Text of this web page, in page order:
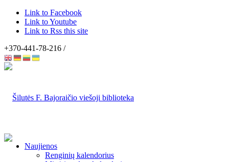
Link to Facebook
Link to Youtube
Link to Rss this site
+370-441-78-216 /
Naujienos
Renginių kalendorius